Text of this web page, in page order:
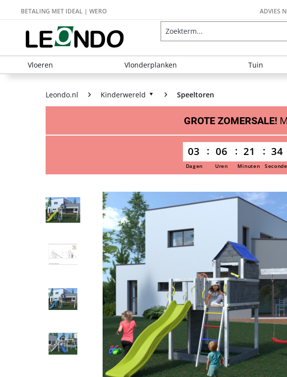
BETALING MET IDEAL | WERO ADVIES
Vloeren Vlonderplanken Tuin
Leondo.nl Kinderwereld Speeltoren
GROTE ZOMERSALE!
03 06 21 33
Dagen Uren Minuten